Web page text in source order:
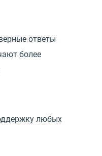
ответы
более
любых